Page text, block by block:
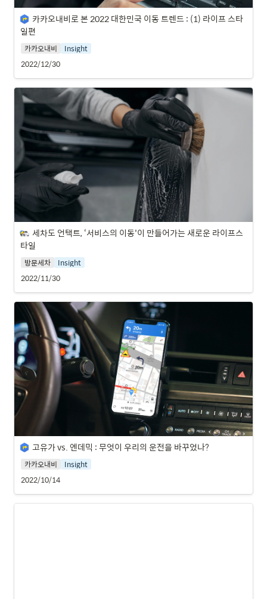
카카오내비로 본 2022 대한민국 이동 트렌드 : (1) 라이프 스타
일편
카카오내비
Insight
2022/12/30
세차도 언택트, ‘서비스의 이동'이 만들어가는 새로운 라이프스
타일
방문세차
Insight
2022/11/30
고유가 vs. 엔데믹 : 무엇이 우리의 운전을 바꾸었나?
카카오내비
Insight
2022/10/14